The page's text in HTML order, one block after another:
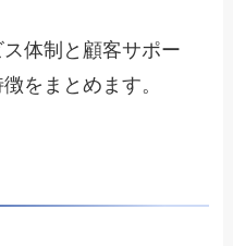
体制と顧客サポー
をまとめます。